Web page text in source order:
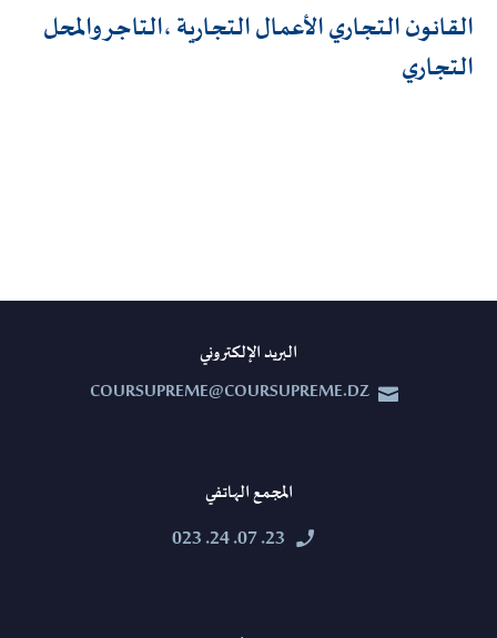
القانون التجاري الأعمال التجارية ،التاجر والمحل
التجاري
البريد الإلكتروني


COURSUPREME@COURSUPREME.DZ
المجمع الهاتفي


23. 07. 24. 023